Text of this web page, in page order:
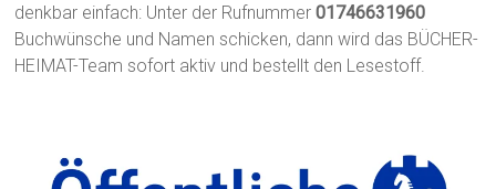
denkbar einfach: Unter der Rufnummer01746631960
Buchwünsche und Namen schicken, dann wird das BÜCHER-
HEIMAT-Team sofort aktiv und bestellt den Lesestoff.